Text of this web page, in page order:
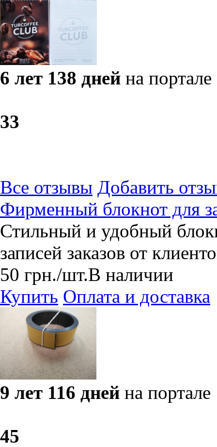
6 лет 138 дней на портале
33
Все отзывы Добавить
Фирменный блокнот для
Стильный и удобный
записей заказов от
50 грн./шт.В наличии
Купить Оплата и доставка
9 лет 116 дней на портале
45